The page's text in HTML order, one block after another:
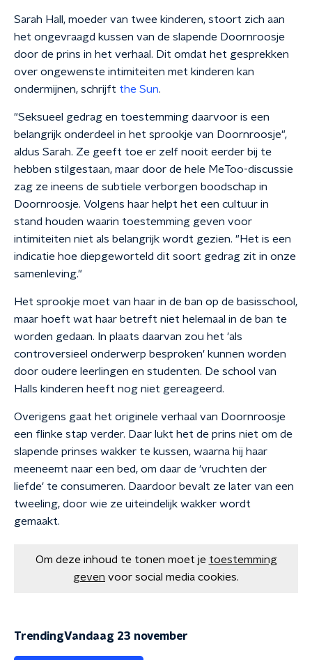
Sarah Hall, moeder van twee kinderen, stoort zich aan
het ongevraagd kussen van de slapende Doornroosje
door de prins in het verhaal. Dit omdat het gesprekken
over ongewenste intimiteiten met kinderen kan
ondermijnen, schrijft the Sun.
"Seksueel gedrag en toestemming daarvoor is een
belangrijk onderdeel in het sprookje van Doornroosje",
aldus Sarah. Ze geeft toe er zelf nooit eerder bij te
hebben stilgestaan, maar door de hele MeToo-discussie
zag ze ineens de subtiele verborgen boodschap in
Doornroosje. Volgens haar helpt het een cultuur in
stand houden waarin toestemming geven voor
intimiteiten niet als belangrijk wordt gezien. "Het is een
indicatie hoe diepgeworteld dit soort gedrag zit in onze
samenleving."
Het sprookje moet van haar in de ban op de basisschool,
maar hoeft wat haar betreft niet helemaal in de ban te
worden gedaan. In plaats daarvan zou het 'als
controversieel onderwerp besproken' kunnen worden
door oudere leerlingen en studenten. De school van
Halls kinderen heeft nog niet gereageerd.
Overigens gaat het originele verhaal van Doornroosje
een flinke stap verder. Daar lukt het de prins niet om de
slapende prinses wakker te kussen, waarna hij haar
meeneemt naar een bed, om daar de 'vruchten der
liefde' te consumeren. Daardoor bevalt ze later van een
tweeling, door wie ze uiteindelijk wakker wordt
gemaakt.
Om deze inhoud te tonen moet je toestemming
geven voor social media cookies.
TrendingVandaag 23 november